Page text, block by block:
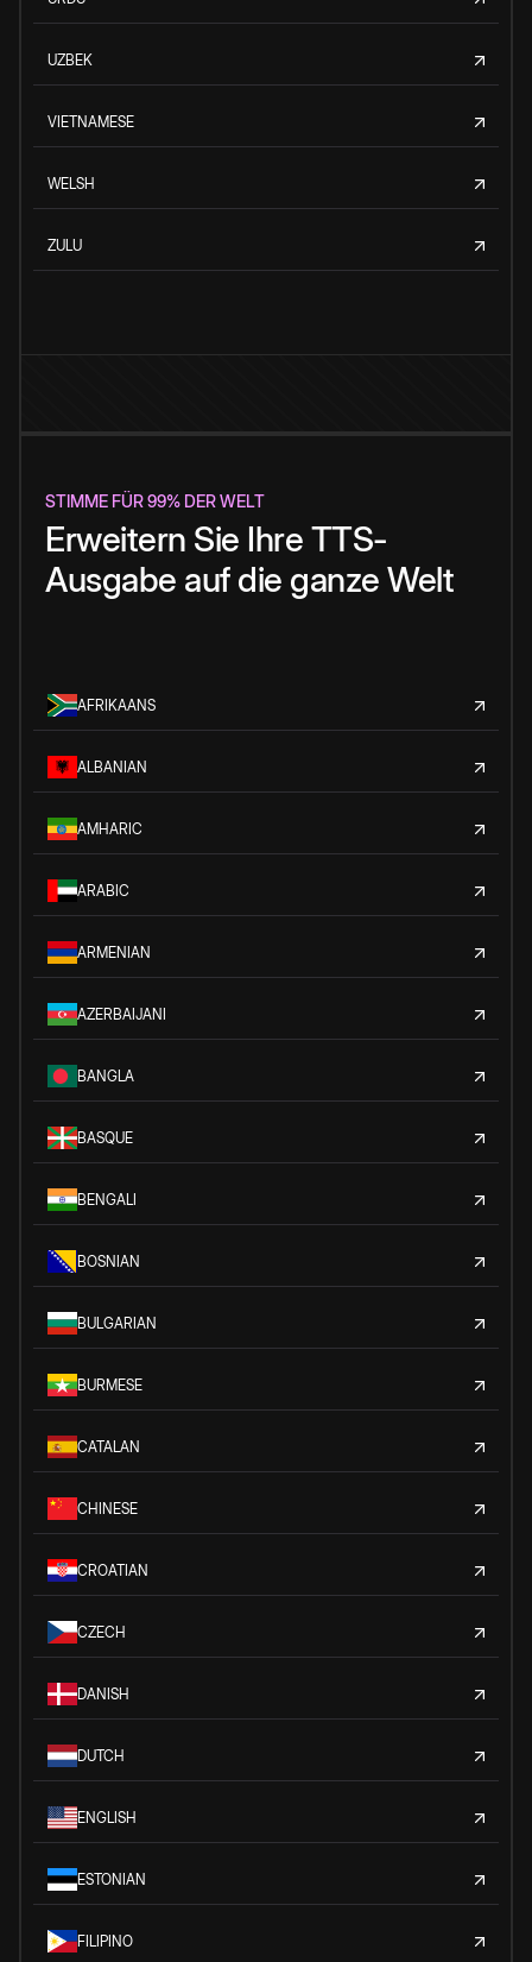
UZBEK
VIETNAMESE
WELSH
ZULU
STIMME FÜR 99% DER WELT
Erweitern Sie Ihre TTS-
Ausgabe auf die ganze Welt
AFRIKAANS
ALBANIAN
AMHARIC
ARABIC
ARMENIAN
AZERBAIJANI
BANGLA
BASQUE
BENGALI
BOSNIAN
BULGARIAN
BURMESE
CATALAN
CHINESE
CROATIAN
CZECH
DANISH
DUTCH
ENGLISH
ESTONIAN
FILIPINO